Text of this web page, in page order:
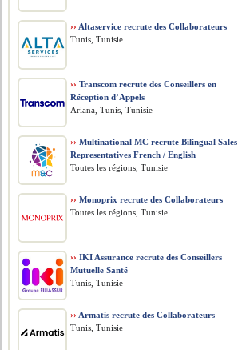
›› Altaservice recrute des Collaborateurs
Tunis, Tunisie
›› Transcom recrute des Conseillers en
Réception d’Appels
Ariana, Tunis, Tunisie
›› Multinational MC recrute Bilingual Sales
Representatives French / English
Toutes les régions, Tunisie
›› Monoprix recrute des Collaborateurs
Toutes les régions, Tunisie
›› IKI Assurance recrute des Conseillers
Mutuelle Santé
Tunis, Tunisie
›› Armatis recrute des Collaborateurs
Tunis, Tunisie